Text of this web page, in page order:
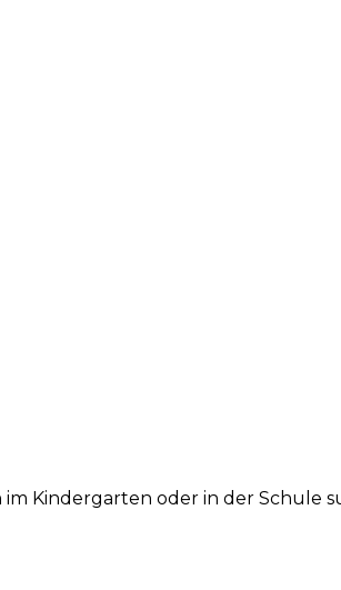
Kindergarten oder in der Schule